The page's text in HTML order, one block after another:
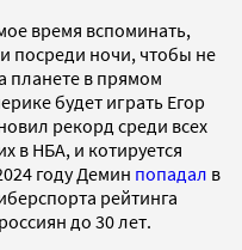
время вспоминать,
посреди ночи, чтобы не
планете в прямом
будет играть Егор
рекорд среди всех
в НБА, и котируется
году Демин попадал в
рейтинга
до 30 лет.